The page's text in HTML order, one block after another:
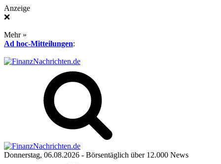
Anzeige
❌
Mehr »
Ad hoc-Mitteilungen:
Donnerstag, 06.08.2026 - Börsentäglich über 12.000 News